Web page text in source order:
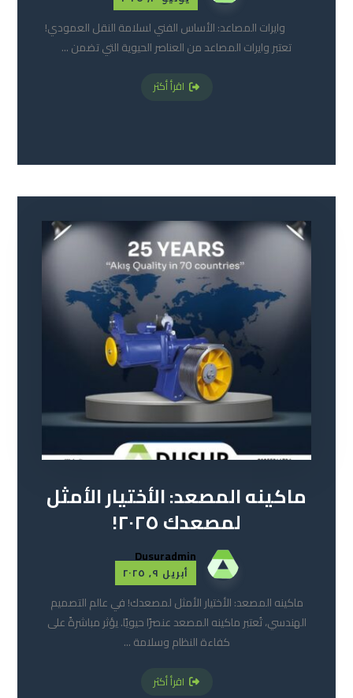
وايرات المصاعد: الأساس الفني لسلامة النقل العمودي!
تعتبر وايرات المصاعد من العناصر الحيوية التي تضمن ...
اقرأ أكثر
ماكينه المصعد: الأختيار الأمثل
لمصعدك ٢٠٢٥!
Dusuradmin
أبريل ٩, ٢٠٢٥
ماكينه المصعد: الأختيار الأمثل لمصعدك! في عالم التصميم
الهندسي، تُعتبر ماكينه المصعد عنصرًا حيويًا. يؤثر مباشرةً على
كفاءة النظام وسلامة ...
اقرأ أكثر